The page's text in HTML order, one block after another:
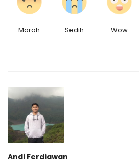
Marah Sedih Wow
Andi Ferdiawan